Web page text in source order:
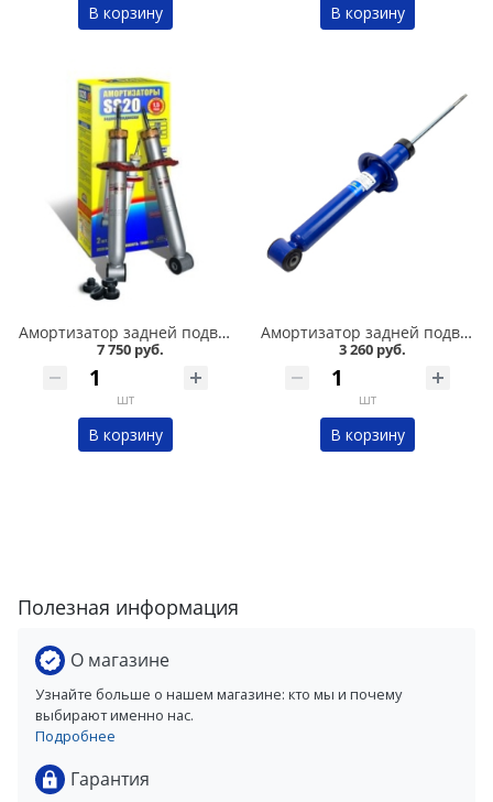
В корзину В корзину
Амортизатор задней подвески 2108-09 /стандарт/ комплект, SS 20 в Омске
7 750 руб.
шт
В корзину
Амортизатор задней подвески 2108-09 /комфорт/ газомасляный DEMFI в Омске
3 260 руб.
шт
В корзину
Полезная информация
О магазине
Узнайте больше о нашем магазине: кто мы и почему
выбирают именно нас.
Подробнее
Гарантия